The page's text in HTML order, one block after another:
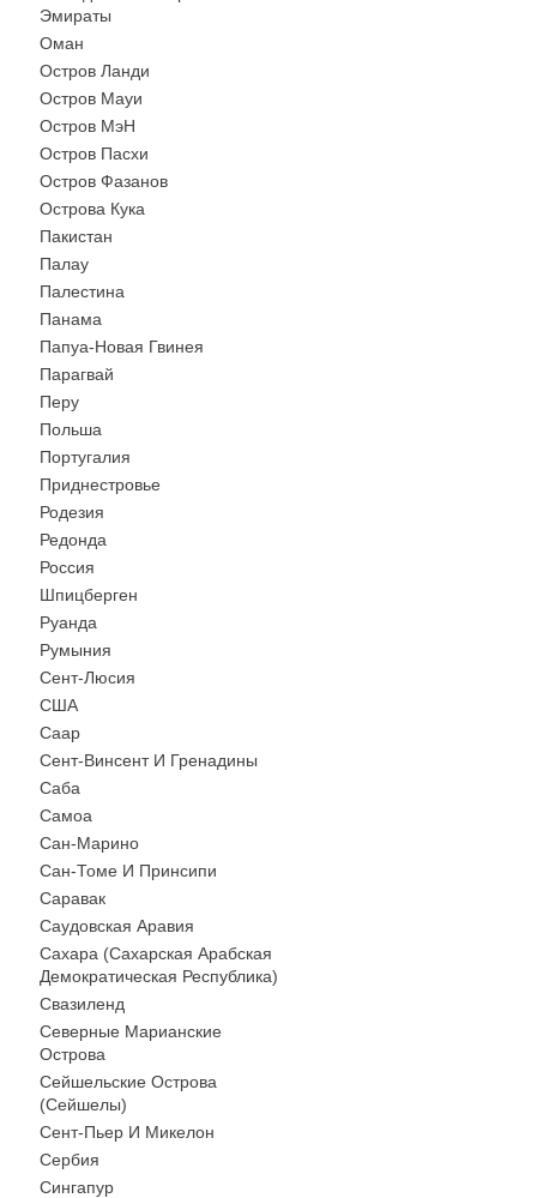
Эмираты
Оман
Остров Ланди
Остров Мауи
Остров МэН
Остров Пасхи
Остров Фазанов
Острова Кука
Пакистан
Палау
Палестина
Панама
Папуа-Новая Гвинея
Парагвай
Перу
Польша
Португалия
Приднестровье
Родезия
Редонда
Россия
Шпицберген
Руанда
Румыния
Сент-Люсия
США
Саар
Сент-Винсент И Гренадины
Саба
Самоа
Сан-Марино
Сан-Томе И Принсипи
Саравак
Саудовская Аравия
Сахара (Сахарская Арабская
Демократическая Республика)
Свазиленд
Северные Марианские
Острова
Сейшельские Острова
(Сейшелы)
Сент-Пьер И Микелон
Сербия
Сингапур